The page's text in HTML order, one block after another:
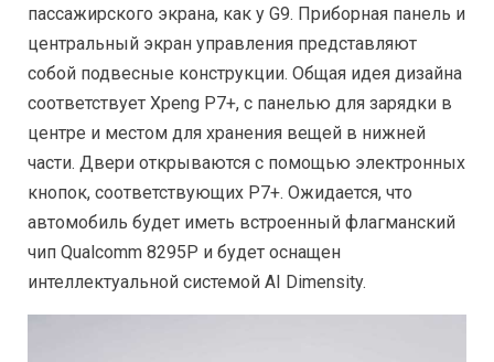
пассажирского экрана, как у G9. Приборная панель и
центральный экран управления представляют
собой подвесные конструкции. Общая идея дизайна
соответствует Xpeng P7+, с панелью для зарядки в
центре и местом для хранения вещей в нижней
части. Двери открываются с помощью электронных
кнопок, соответствующих P7+. Ожидается, что
автомобиль будет иметь встроенный флагманский
чип Qualcomm 8295P и будет оснащен
интеллектуальной системой AI Dimensity.